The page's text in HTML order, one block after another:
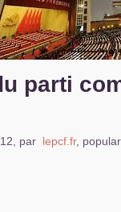
parti
par lepcf.fr,